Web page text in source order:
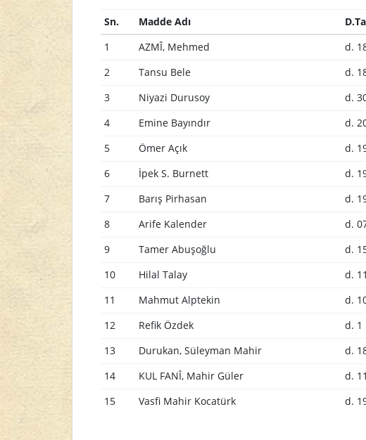
Sn. Madde Adı
1
AZMÎ, Mehmed d.
2 Tansu Bele d.
3 Niyazi Durusoy d.
4 Emine Bayındır d.
5 Ömer Açık d.
6 İpek S. Burnett d.
7 Barış Pirhasan d.
8 Arife Kalender d.
9 Tamer Abuşoğlu d.
10 Hilal Talay d.
11 Mahmut Alptekin d.
12 Refik Özdek d. 1
13 Durukan, Süleyman Mahir d.
14 KUL FANÎ, Mahir Güler d.
15 Vasfi Mahir Kocatürk d.